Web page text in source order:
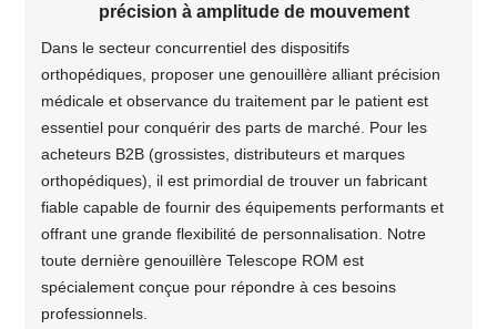
précision à amplitude de mouvement
Dans le secteur concurrentiel des dispositifs
orthopédiques, proposer une genouillère alliant précision
médicale et observance du traitement par le patient est
essentiel pour conquérir des parts de marché. Pour les
acheteurs B2B (grossistes, distributeurs et marques
orthopédiques), il est primordial de trouver un fabricant
fiable capable de fournir des équipements performants et
offrant une grande flexibilité de personnalisation. Notre
toute dernière genouillère Telescope ROM est
spécialement conçue pour répondre à ces besoins
professionnels.